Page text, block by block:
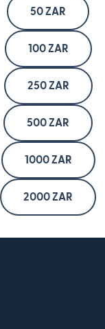
50 ZAR
100 ZAR
250 ZAR
500 ZAR
1000 ZAR
2000 ZAR